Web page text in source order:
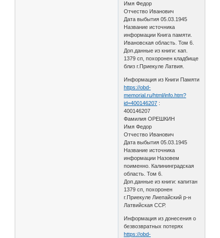
Имя Федор
Отчество Иванович
Дата выбытия 05.03.1945
Название источника
информации Книга памяти.
Ивановская область. Том 6.
Доп.данные из книги: кап.
1379 сп, похоронен кладбище
близ г.Приекуле Латвия.
Информация из Книги Памяти
https://obd-
memorial.ru/html/info.htm?
id=400146207 :
400146207
Фамилия ОРЕШКИН
Имя Федор
Отчество Иванович
Дата выбытия 05.03.1945
Название источника
информации Назовем
поименно. Калининградская
область. Том 6.
Доп.данные из книги: капитан
1379 сп, похоронен
г.Приекуле Лиепайский р-н
Латвийская ССР.
Информация из донесения о
безвозвратных потерях
https://obd-